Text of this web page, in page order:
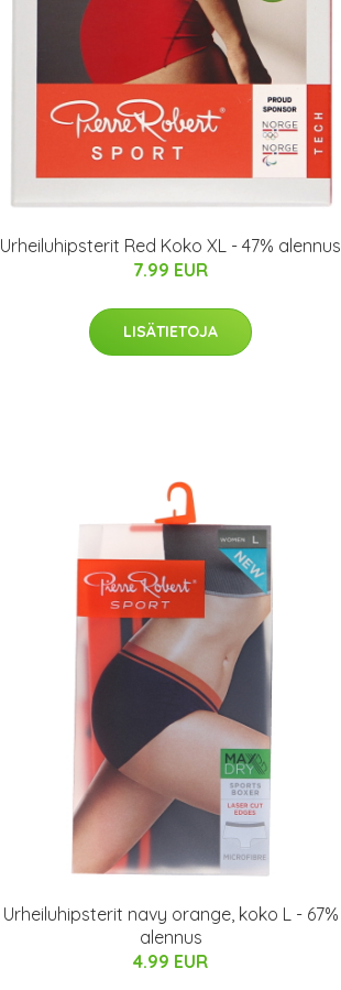
Urheiluhipsterit Red Koko XL - 47% alennus
7.99 EUR
LISÄTIETOJA
Urheiluhipsterit navy orange, koko L - 67%
alennus
4.99 EUR